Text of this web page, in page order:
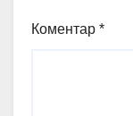
Коментар *